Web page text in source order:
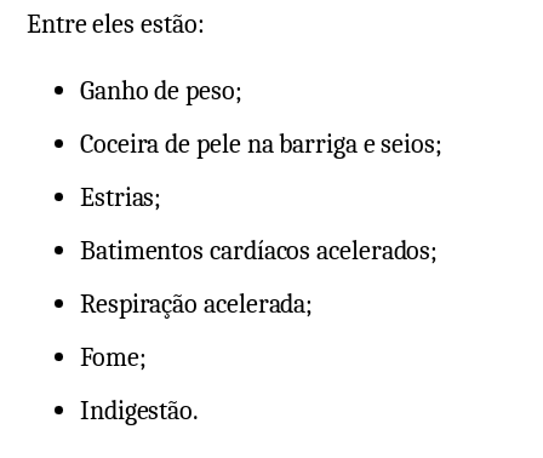
Entre eles estão:
Ganho de peso;
Coceira de pele na barriga e seios;
Estrias;
Batimentos cardíacos acelerados;
Respiração acelerada;
Fome;
Indigestão.